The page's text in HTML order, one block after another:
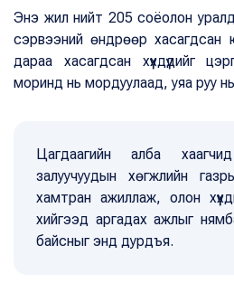
Энэ жил нийт 205 соёолон
сэрвээний өндрөөр хасагдсан
дараа хасагдсан хүүхдүүдийг
моринд нь мордуулаад, уяа руу
Цагдаагийн алба
залуучуудын хөгжлийн
хамтран ажиллаж, олон
хийгээд аргадах ажлыг
байсныг энд дурдъя.